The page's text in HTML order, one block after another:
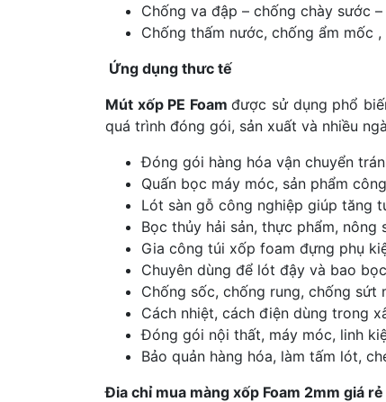
Chống va đập – chống chày sước
Chống thấm nước, chống ẩm mốc
Ứng dụng thưc tế
Mút xốp PE Foamđược sử dụng phổ
quá trình đóng gói, sản xuất và nhiều
Đóng gói hàng hóa vận chuyển
Quấn bọc máy móc, sản phẩm
Lót sàn gỗ công nghiệp giúp tăng
Bọc thủy hải sản, thực phẩm, nông
Gia công túi xốp foam đựng phụ
Chuyên dùng để lót đậy và bao
Chống sốc, chống rung, chống sứt
Cách nhiệt, cách điện dùng trong
Đóng gói nội thất, máy móc, linh
Bảo quản hàng hóa, làm tấm lót,
Đia chỉ mua màng xốp Foam 2mm giá rẻ